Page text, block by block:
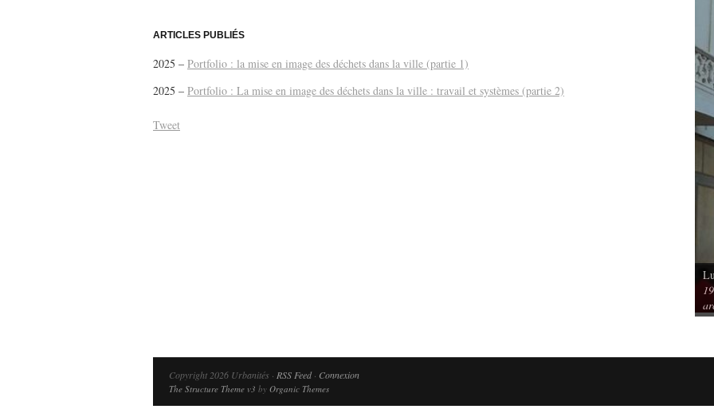
ARTICLES PUBLIÉS
2025 – Portfolio : la mise en image des déchets dans la ville (partie 1)
2025 – Portfolio : La mise en image des déchets dans la ville : travail et systèmes (partie 2)
Tweet
Copyright 2026 Urbanités · RSS Feed· Connexion
The Structure Theme v3 by Organic Themes